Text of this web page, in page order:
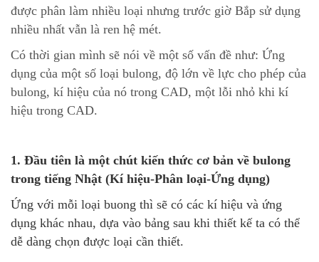
được phân làm nhiều loại nhưng trước giờ Bắp sử dụng
nhiều nhất vẫn là ren hệ mét.
Có thời gian mình sẽ nói về một số vấn đề như: Ứng
dụng của một số loại bulong, độ lớn về lực cho phép của
bulong, kí hiệu của nó trong CAD, một lỗi nhỏ khi kí
hiệu trong CAD.
1. Đầu tiên là một chút kiến thức cơ bản về bulong
trong tiếng Nhật (Kí hiệu-Phân loại-Ứng dụng)
Ứng với mỗi loại buong thì sẽ có các kí hiệu và ứng
dụng khác nhau, dựa vào bảng sau khi thiết kế ta có thể
dễ dàng chọn được loại cần thiết.